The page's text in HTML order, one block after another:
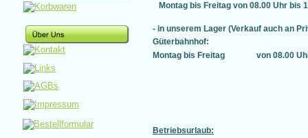
Montag bis Freitag von 08.00 Uhr bis
- in unserem Lager (Verkauf auch an
Güterbahnhof:
Montag bis Freitag
von 08.00
Betriebsurlaub: